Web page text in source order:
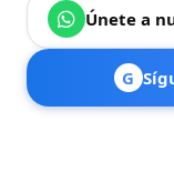
Únete a
G